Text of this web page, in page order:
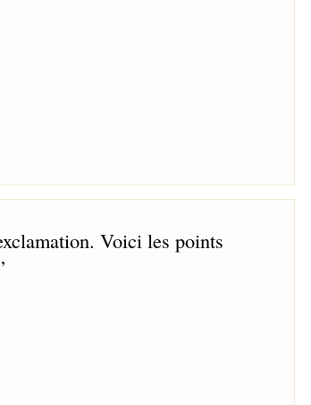
Voici les points